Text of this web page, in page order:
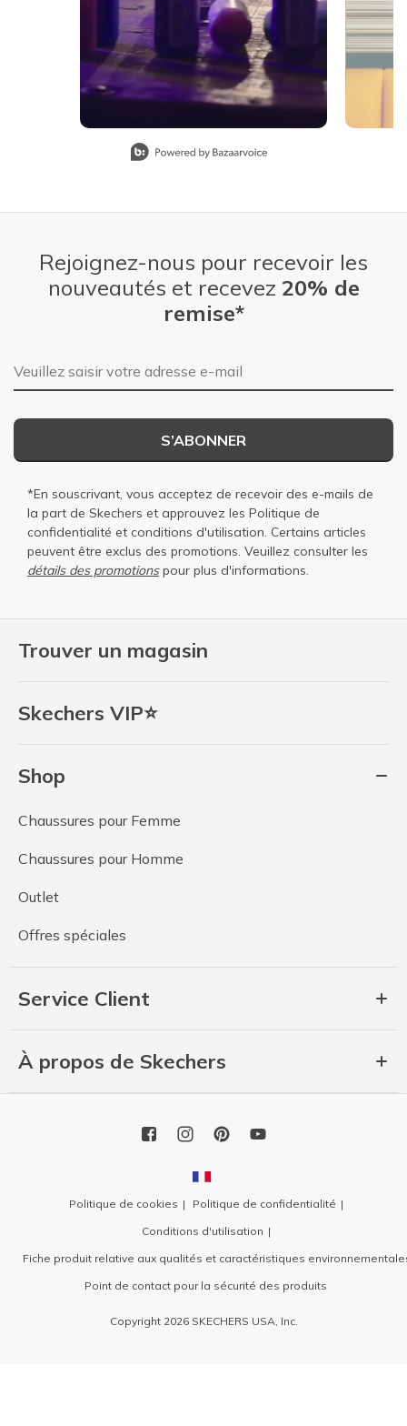
Trouver un magasin
Skechers VIP⭐
Shop
Chaussures pour Femme
Chaussures pour Homme
Outlet
Offres spéciales
Service Client
À propos de Skechers
Rejoignez-nous pour recevoir les
nouveautés et recevez 20% de
remise*
Adresse e-mail
S’ABONNER
*En souscrivant, vous acceptez de recevoir des e-mails de
la part de Skechers et approuvez les Politique de
confidentialité et conditions d'utilisation. Certains articles
peuvent être exclus des promotions. Veuillez consulter les
détails des promotionspour plus d'informations.
Politique de cookies
Politique de confidentialité
Conditions d'utilisation
Fiche produit relative aux qualités et caractéristiques
Point de contact pour la sécurité des produits
Copyright 2026 SKECHERS USA, Inc.